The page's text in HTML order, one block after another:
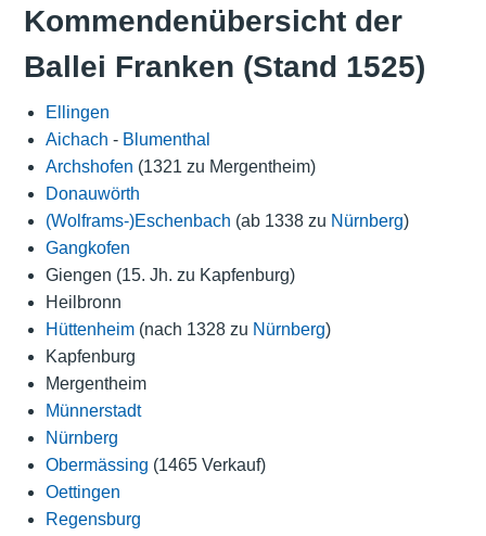
Kommendenübersicht der
Ballei Franken (Stand 1525)
Ellingen
Aichach - Blumenthal
Archshofen (1321 zu Mergentheim)
Donauwörth
(Wolframs-)Eschenbach (ab 1338 zu Nürnberg)
Gangkofen
Giengen (15. Jh. zu Kapfenburg)
Heilbronn
Hüttenheim(nach 1328 zu Nürnberg)
Kapfenburg
Mergentheim
Münnerstadt
Nürnberg
Obermässing (1465 Verkauf)
Oettingen
Regensburg